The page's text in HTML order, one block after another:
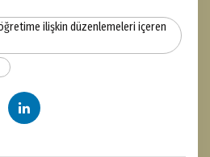
ilişkin düzenlemeleri içeren